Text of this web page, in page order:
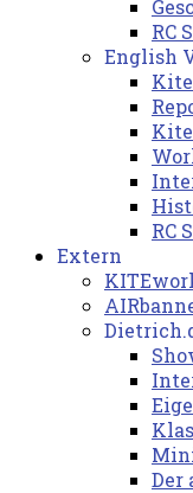
RC
English
RC
Extern
Der